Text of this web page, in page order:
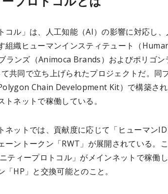
コル」は、人工知能（AI）の影響に対応し
組織ヒューマンインスティテュート（
ランズ（Animoca Brands）およびポリゴン
共同で立ち上げられたプロジェクトだ。同
Chain Development Kit）で構築さ
ネットで稼働している。
ネットでは、貢献度に応じて「ヒューマン
ーントークン「RWT」が展開されている。
ティープロトコル」がメインネットで稼働
HP」と交換可能とのこと。